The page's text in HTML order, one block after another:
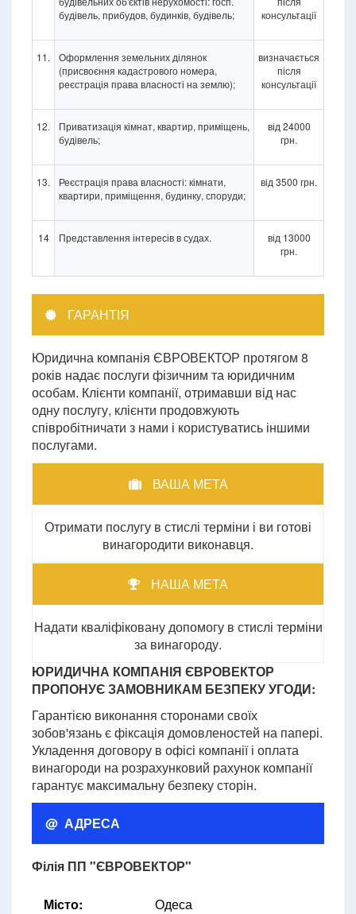
будівель, прибудов, будинків, будівель;
консультації
11.
Оформлення земельних ділянок
(присвоєння кадастрового номера,
реєстрація права власності на землю);
визначається
після
консультації
12.
Приватизація кімнат, квартир, приміщень,
будівель;
від 24000
грн.
13.
Реєстрація права власності: кімнати,
квартири, приміщення, будинку, споруди;
від 3500 грн.
14 Представлення інтересів в судах.
від 13000
грн.
ГАРАНТІЯ
Юридична компанія ЄВРОВЕКТОР протягом 8
років надає послуги фізичним та юридичним
особам. Клієнти компанії, отримавши від нас
одну послугу, клієнти продовжують
співробітничати з нами і користуватись іншими
послугами.
ВАША МЕТА
Отримати послугу в стислі терміни і ви готові
винагородити виконавця.
НАША МЕТА
Надати кваліфіковану допомогу в стислі терміни
за винагороду.
ЮРИДИЧНА КОМПАНІЯ ЄВРОВЕКТОР
ПРОПОНУЄ ЗАМОВНИКАМ БЕЗПЕКУ УГОДИ:
Гарантією виконання сторонами своїх
зобов'язань є фіксація домовленостей на папері.
Укладення договору в офісі компанії і оплата
винагороди на розрахунковий рахунок компанії
гарантує максимальну безпеку сторін.
@ АДРЕСА
Філія ПП "ЄВРОВЕКТОР"
Місто:
Одеса